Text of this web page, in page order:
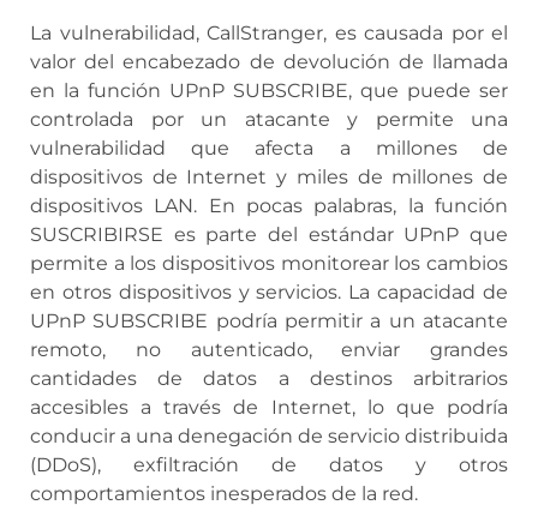
La vulnerabilidad, CallStranger, es causada por el
valor del encabezado de devolución de llamada
en la función UPnP SUBSCRIBE, que puede ser
controlada por un atacante y permite una
vulnerabilidad que afecta a millones de
dispositivos de Internet y miles de millones de
dispositivos LAN. En pocas palabras, la función
SUSCRIBIRSE es parte del estándar UPnP que
permite a los dispositivos monitorear los cambios
en otros dispositivos y servicios. La capacidad de
UPnP SUBSCRIBE podría permitir a un atacante
remoto, no autenticado, enviar grandes
cantidades de datos a destinos arbitrarios
accesibles a través de Internet, lo que podría
conducir a una denegación de servicio distribuida
(DDoS), exfiltración de datos y otros
comportamientos inesperados de la red.